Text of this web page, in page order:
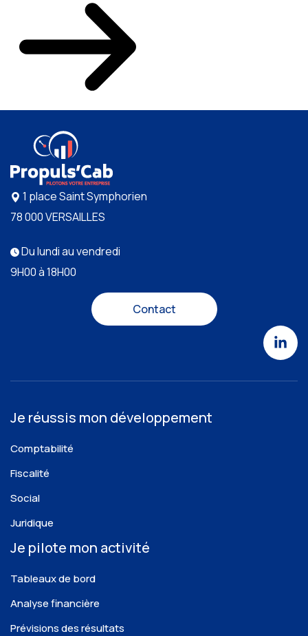
1 place Saint Symphorien
78 000 VERSAILLES
Du lundi au vendredi
9H00 à 18H00
Contact
Je réussis mon développement
Comptabilité
Fiscalité
Social
Juridique
Je pilote mon activité
Tableaux de bord
Analyse financière
Prévisions des résultats